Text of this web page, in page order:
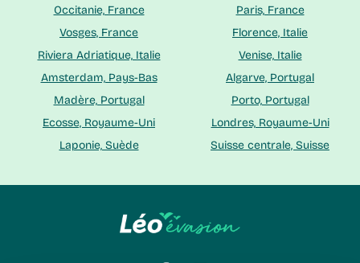
Occitanie, France
Paris, France
Vosges, France
Florence, Italie
Riviera Adriatique, Italie
Venise, Italie
Amsterdam, Pays-Bas
Algarve, Portugal
Madère, Portugal
Porto, Portugal
Ecosse, Royaume-Uni
Londres, Royaume-Uni
Laponie, Suède
Suisse centrale, Suisse